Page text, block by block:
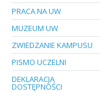
PRACA NA UW
MUZEUM UW
ZWIEDZANIE KAMPUSU
PISMO UCZELNI
DEKLARACJA
DOSTĘPNOŚCI